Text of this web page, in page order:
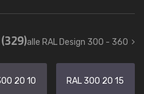
(329)alle RAL Design 300 - 360
20 10 RAL 300 20 15